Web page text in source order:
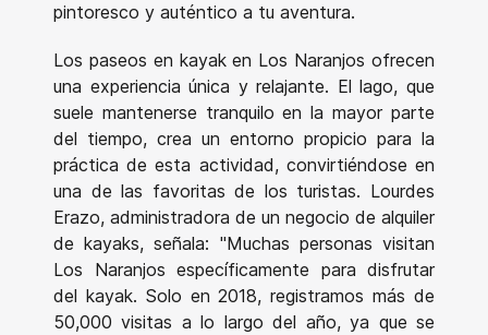
pintoresco y auténtico a tu aventura.
Los paseos en kayak en Los Naranjos ofrecen
una experiencia única y relajante. El lago, que
suele mantenerse tranquilo en la mayor parte
del tiempo, crea un entorno propicio para la
práctica de esta actividad, convirtiéndose en
una de las favoritas de los turistas. Lourdes
Erazo, administradora de un negocio de alquiler
de kayaks, señala: "Muchas personas visitan
Los Naranjos específicamente para disfrutar
del kayak. Solo en 2018, registramos más de
50,000 visitas a lo largo del año, ya que se